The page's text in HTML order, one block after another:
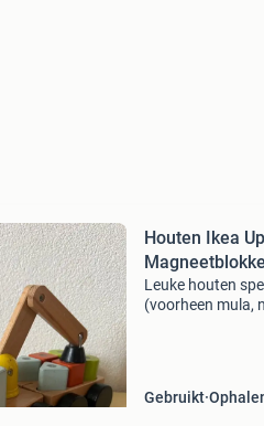
Houten Ikea
Leuke houten
(voorheen mula,
Gebruikt